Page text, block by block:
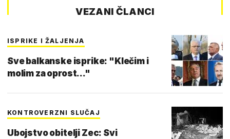
VEZANI ČLANCI
ISPRIKE I ŽALJENJA
Sve balkanske isprike: "Klečim i
molim za oprost..."
KONTROVERZNI SLUČAJ
Ubojstvo obitelji Zec: Svi